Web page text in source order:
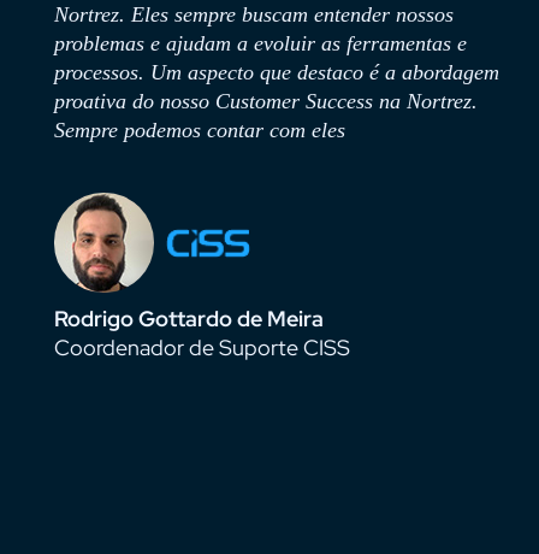
nossos
e
abordagem
Nortrez.
buscávamos uma solução de
mercado. Além do produto em si,
procura de uma empresa que fosse além
representação, que pudesse apoiar,
indicar as melhores práticas, aportando